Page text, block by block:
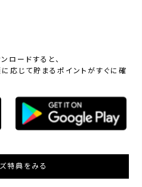
ロードすると、
応じて貯まるポイントがすぐに確
特典をみる